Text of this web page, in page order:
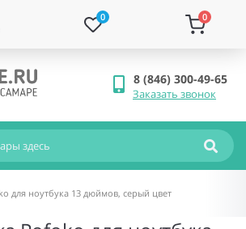
0 0
8 (846) 300-49-65
Заказать звонок
для ноутбука 13 дюймов, серый цвет